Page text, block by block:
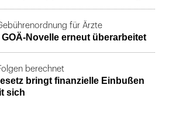
für Ärzte
Novelle erneut überarbeitet
berechnet
bringt finanzielle Einbußen
sich